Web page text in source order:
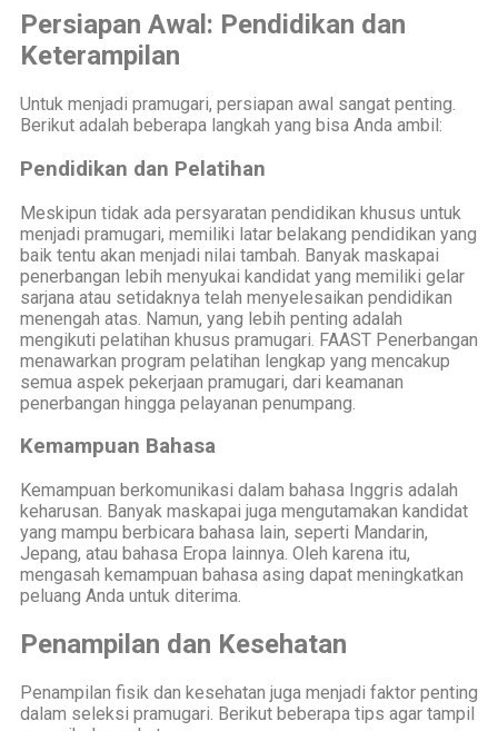
Persiapan Awal: Pendidikan dan
Keterampilan
Untuk menjadi pramugari, persiapan awal sangat penting.
Berikut adalah beberapa langkah yang bisa Anda ambil:
Pendidikan dan Pelatihan
Meskipun tidak ada persyaratan pendidikan khusus untuk
menjadi pramugari, memiliki latar belakang pendidikan yang
baik tentu akan menjadi nilai tambah. Banyak maskapai
penerbangan lebih menyukai kandidat yang memiliki gelar
sarjana atau setidaknya telah menyelesaikan pendidikan
menengah atas. Namun, yang lebih penting adalah
mengikuti pelatihan khusus pramugari. FAAST Penerbangan
menawarkan program pelatihan lengkap yang mencakup
semua aspek pekerjaan pramugari, dari keamanan
penerbangan hingga pelayanan penumpang.
Kemampuan Bahasa
Kemampuan berkomunikasi dalam bahasa Inggris adalah
keharusan. Banyak maskapai juga mengutamakan kandidat
yang mampu berbicara bahasa lain, seperti Mandarin,
Jepang, atau bahasa Eropa lainnya. Oleh karena itu,
mengasah kemampuan bahasa asing dapat meningkatkan
peluang Anda untuk diterima.
Penampilan dan Kesehatan
Penampilan fisik dan kesehatan juga menjadi faktor penting
dalam seleksi pramugari. Berikut beberapa tips agar tampil